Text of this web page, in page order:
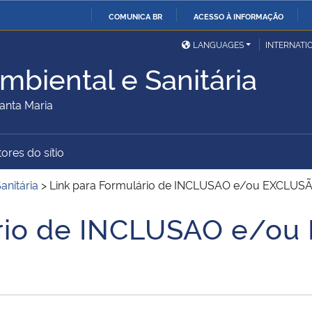
O
COMUNICA BR ACESSO À INFORMAÇÃO
Ministério da Defesa
Ministério das Relações
Exteriores
Ministério da Cidadania Ministério da Saúde
Ministério do
Desenvolvimento Regional
União
Advocacia-Geral da União Banco Central do Brasil
LANGUAGES
e Sanitária
Maria
do sítio
> Link para Formulário de INCLUSAO e/ou
de INCLUSAO e/ou